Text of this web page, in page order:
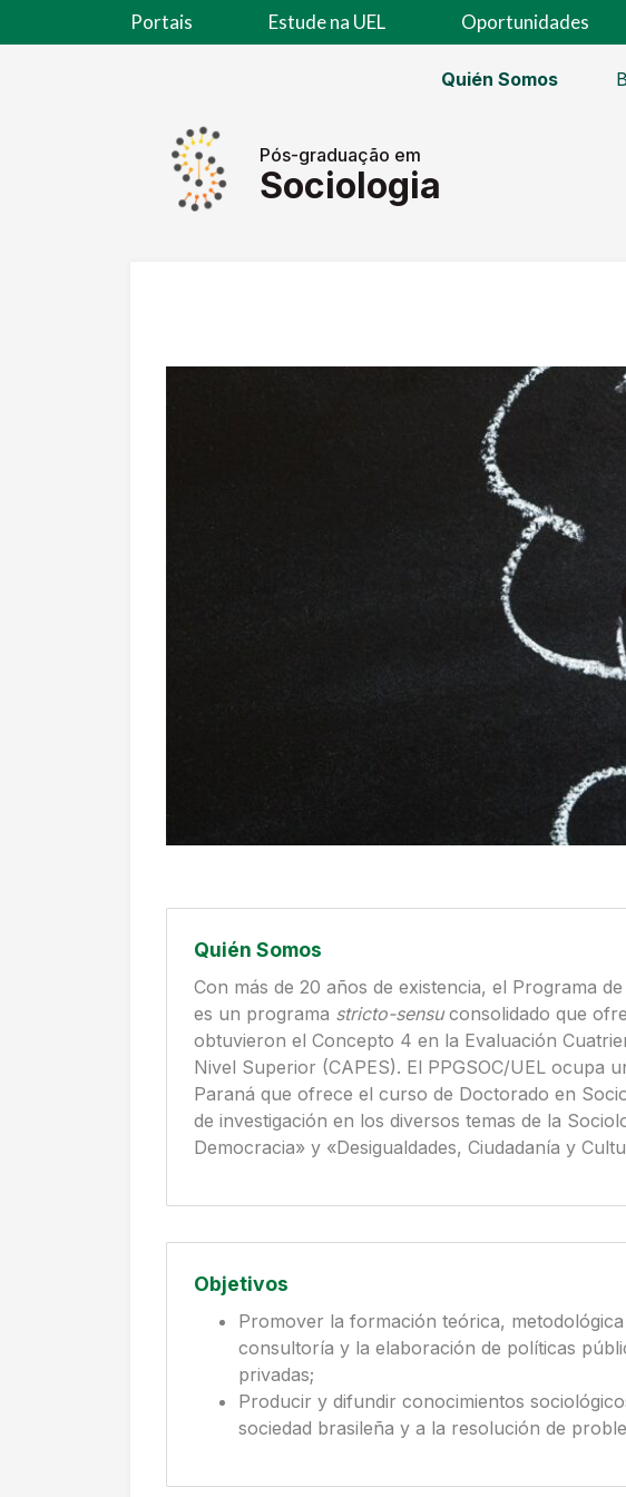
Portais Estude na UEL Oportunidades
Quién Somos
Pós-graduação em
Sociologia
Quién Somos
Con más de 20 años de existencia, el Programa
es un programa stricto-sensuconsolidado que
obtuvieron el Concepto 4 en la Evaluación
Nivel Superior (CAPES). El PPGSOC/UEL ocupa
Paraná que ofrece el curso de Doctorado en
de investigación en los diversos temas de la
Democracia» y «Desigualdades, Ciudadanía y
Objetivos
Promover la formación teórica,
consultoría y la elaboración de políticas
privadas;
Producir y difundir conocimientos
sociedad brasileña y a la resolución de